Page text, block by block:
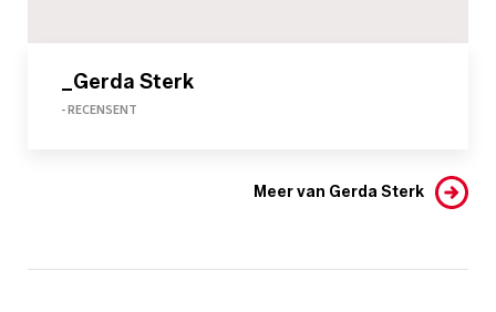
_Gerda Sterk
- RECENSENT
Meer van Gerda Sterk